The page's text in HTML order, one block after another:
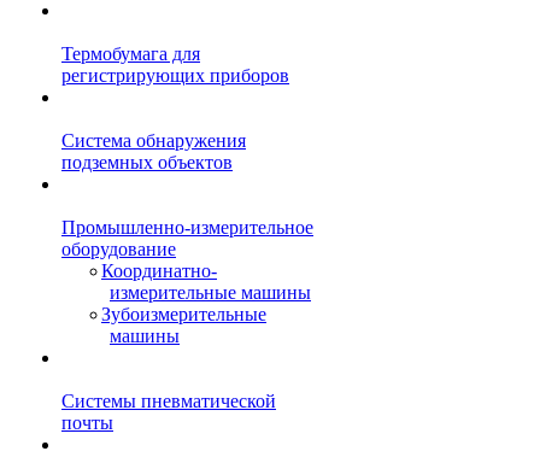
Термобумага для
регистрирующих приборов
Система обнаружения
подземных объектов
Промышленно-измерительное
оборудование
Координатно-
измерительные машины
Зубоизмерительные
машины
Системы пневматической
почты